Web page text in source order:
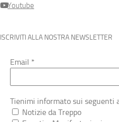
Youtube
ISCRIVITI ALLA NOSTRA NEWSLETTER
Email *
Tienimi informato sui seguenti
Notizie da Treppo